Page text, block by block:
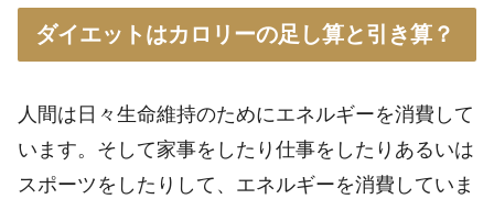
ダイエットはカロリーの足し算と引き算？
人間は日々生命維持のためにエネルギーを消費して
います。そして家事をしたり仕事をしたりあるいは
スポーツをしたりして、エネルギーを消費していま